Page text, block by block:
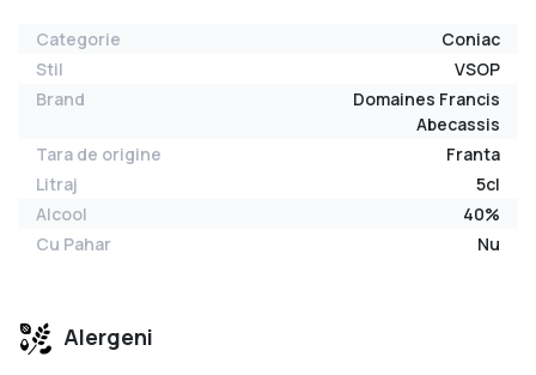
Categorie
Coniac
Stil
VSOP
Brand
Domaines Francis
Abecassis
Tara de origine
Franta
Litraj
5cl
Alcool
40%
Cu Pahar
Nu
Alergeni